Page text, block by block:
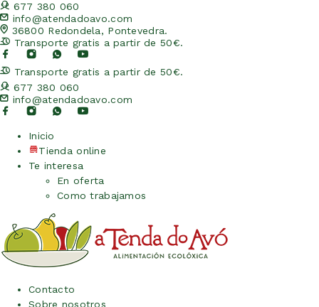
677 380 060
info@atendadoavo.com
36800 Redondela, Pontevedra.
Transporte gratis a partir de 50€.
Transporte gratis a partir de 50€.
677 380 060
info@atendadoavo.com
Inicio
Tienda online
Te interesa
En oferta
Como trabajamos
Contacto
Sobre nosotros